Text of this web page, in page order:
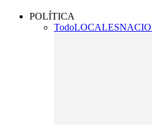
POLÍTICA
TodoLOCALES